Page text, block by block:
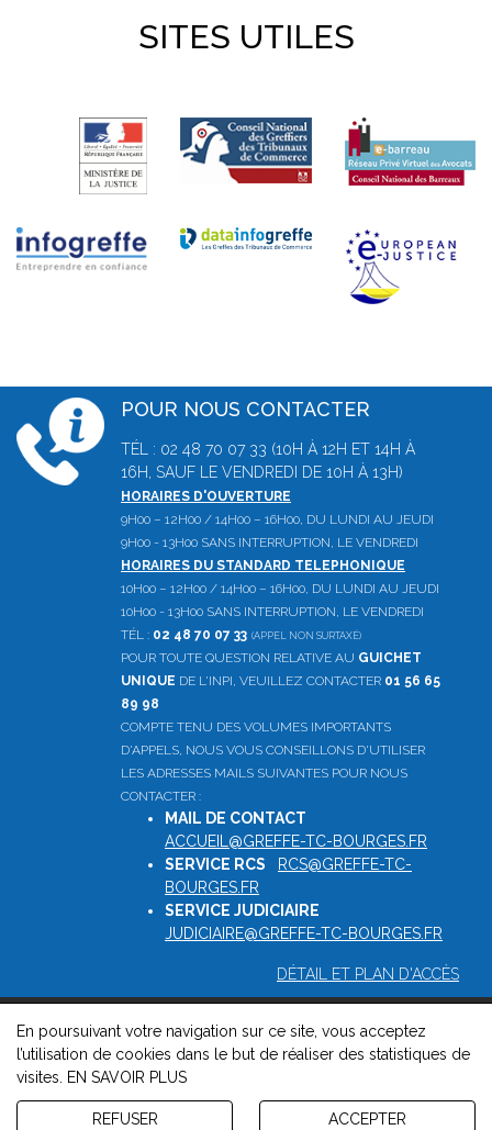
SITES UTILES
POUR NOUS CONTACTER
TÉL : 02 48 70 07 33 (10H À 12H ET 14H À
16H, SAUF LE VENDREDI DE 10H À 13H)
HORAIRES D'OUVERTURE
9H00 – 12H00 / 14H00 – 16H00, DU LUNDI AU JEUDI
9H00 - 13H00 SANS INTERRUPTION, LE VENDREDI
HORAIRES DU STANDARD TELEPHONIQUE
10H00 – 12H00 / 14H00 – 16H00, DU LUNDI AU JEUDI
10H00 - 13H00 SANS INTERRUPTION, LE VENDREDI
TÉL : 02 48 70 07 33 (APPEL NON SURTAXÉ)
POUR TOUTE QUESTION RELATIVE AU GUICHET
UNIQUE DE L'INPI, VEUILLEZ CONTACTER 01 56 65
89 98
COMPTE TENU DES VOLUMES IMPORTANTS
D'APPELS, NOUS VOUS CONSEILLONS D'UTILISER
LES ADRESSES MAILS SUIVANTES POUR NOUS
CONTACTER :
MAIL DE CONTACT
ACCUEIL@GREFFE-TC-BOURGES.FR
SERVICE RCS
RCS@GREFFE-TC-
BOURGES.FR
SERVICE JUDICIAIRE
JUDICIAIRE@GREFFE-TC-BOURGES.FR
DÉTAIL ET PLAN D'ACCÈS
© 2026, Greffe du tribunal de commerce de Bourges -
Mentions légales-Contact -Gestion des cookies-Politique de
confidentialité et de cookies
Version : 1.8.1
En poursuivant votre navigation sur ce site, vous acceptez
l’utilisation de cookies dans le but de réaliser des statistiques de
visites.
EN SAVOIR PLUS
REFUSER ACCEPTER